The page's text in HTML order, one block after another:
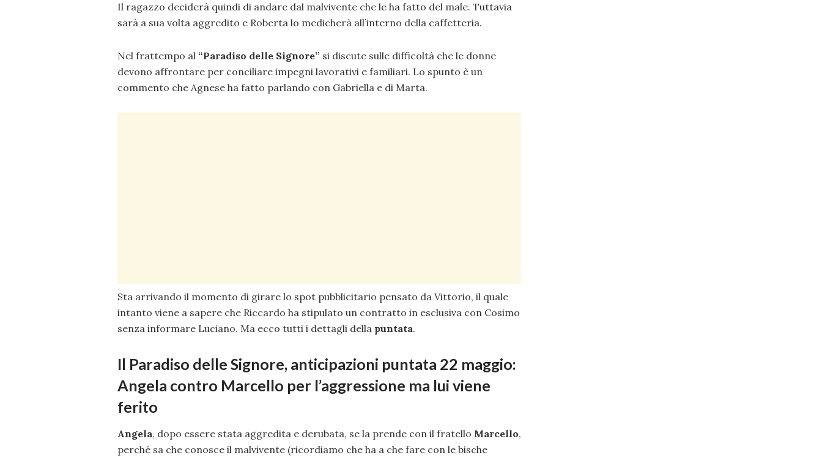
Il ragazzo deciderà quindi di andare dal malvivente che le ha fatto del male. Tuttavia
sarà a sua volta aggredito e Roberta lo medicherà all’interno della caffetteria.
Nel frattempo al “Paradiso delle Signore” si discute sulle difficoltà che le donne
devono affrontare per conciliare impegni lavorativi e familiari. Lo spunto è un
commento che Agnese ha fatto parlando con Gabriella e di Marta.
Sta arrivando il momento di girare lo spot pubblicitario pensato da Vittorio, il quale
intanto viene a sapere che Riccardo ha stipulato un contratto in esclusiva con Cosimo
senza informare Luciano. Ma ecco tutti i dettagli della puntata.
Il Paradiso delle Signore, anticipazioni puntata 22 maggio:
Angela contro Marcello per l’aggressione ma lui viene
ferito
Angela, dopo essere stata aggredita e derubata, se la prende con il fratello Marcello,
perché sa che conosce il malvivente (ricordiamo che ha a che fare con le bische